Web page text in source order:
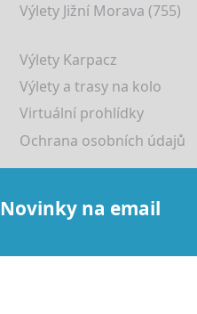
Výlety Jižní Morava (755)
Výlety Karpacz
Výlety a trasy na kolo
Virtuální prohlídky
Ochrana osobních údajů
Novinky na email